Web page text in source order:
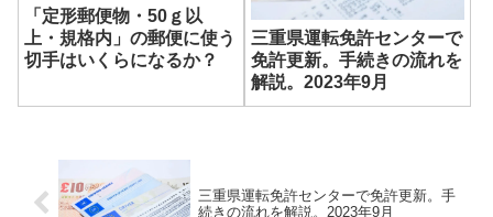
「定形郵便物・50ｇ以
上・規格内」の郵便に使う
切手はいくらになるか？
三重県運転免許センターで
免許更新。手続きの流れを
解説。2023年9月
三重県運転免許センターで免許更新。手
続きの流れを解説。2023年9月